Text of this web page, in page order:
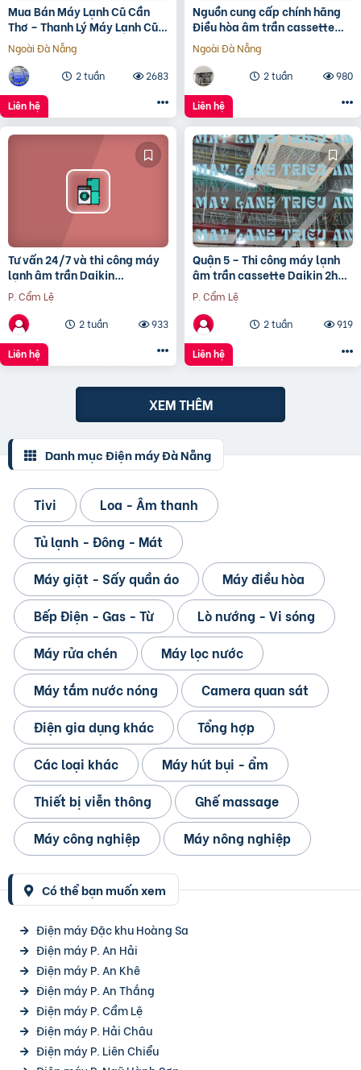
Mua Bán Máy Lạnh Cũ Cần
Thơ – Thanh Lý Máy Lạnh Cũ
Cần Thơ Giá Rẻ đã cập
Ngoài Đà Nẵng
2 tuần
2683
Liên hệ
Nguồn cung cấp chính hãng
Điều hòa âm trần cassette
DAIKIN FCFC40 giá siêu tốt
tại Thủ Đức
Ngoài Đà Nẵng
2 tuần
980
Liên hệ
Tư vấn 24/7 và thi công máy
lạnh âm trần Daikin
FCNQ42MV1 5 ngựa giá rẻ
P. Cẩm Lệ
2 tuần
933
Liên hệ
Quận 5 – Thi công máy lạnh
âm trần cassette Daikin 2hp
trọn gói chất lượng và hiệu
quả
P. Cẩm Lệ
2 tuần
919
Liên hệ
XEM THÊM
Danh mục Điện máy Đà Nẵng
Tivi
Loa - Âm thanh
Tủ lạnh - Đông - Mát
Máy giặt - Sấy quần áo
Máy điều hòa
Bếp Điện - Gas - Từ
Lò nướng - Vi sóng
Máy rửa chén
Máy lọc nước
Máy tắm nước nóng
Camera quan sát
Điện gia dụng khác
Tổng hợp
Các loại khác
Máy hút bụi - ẩm
Thiết bị viễn thông
Ghế massage
Máy công nghiệp
Máy nông nghiệp
Có thể bạn muốn xem
Điện máy Đặc khu Hoàng Sa
Điện máy P. An Hải
Điện máy P. An Khê
Điện máy P. An Thắng
Điện máy P. Cẩm Lệ
Điện máy P. Hải Châu
Điện máy P. Liên Chiểu